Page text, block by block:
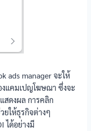
ads manager จะให้
แคมเปญโฆษณา ซึ่งจะ
สดงผล การคลิก
ให้ธุรกิจต่างๆ
ได้อย่างมี